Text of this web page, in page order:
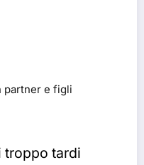
partner e figli
troppo tardi